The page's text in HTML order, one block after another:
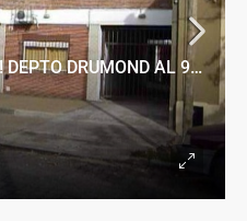
EXCELENTE UBICACION!!! DEPTO DRUMOND AL 900